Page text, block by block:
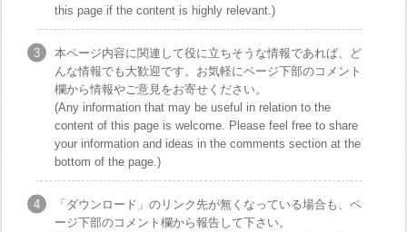
this page if the content is highly relevant.)
本ページ内容に関連して役に立ちそうな情報であれば、ど
んな情報でも大歓迎です。お気軽にページ下部のコメント
欄から情報やご意見をお寄せください。
(Any information that may be useful in relation to the
content of this page is welcome. Please feel free to share
your information and ideas in the comments section at the
bottom of the page.)
「ダウンロード」のリンク先が無くなっている場合も、ペ
ージ下部のコメント欄から報告して下さい。